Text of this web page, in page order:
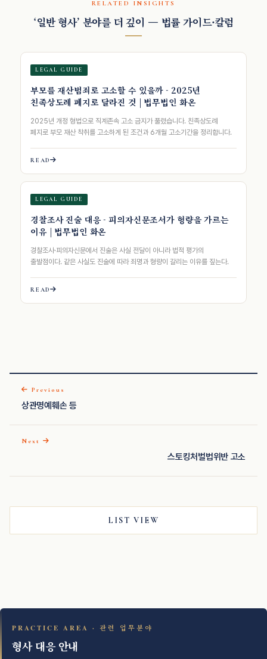
RELATED INSIGHTS
‘일반 형사’ 분야를 더 깊이 — 법률 가이드·칼럼
LEGAL GUIDE
부모를 재산범죄로 고소할 수 있을까 - 2025년
친족상도례 폐지로 달라진 것 | 법무법인 화온
2025년 개정 형법으로 직계존속 고소 금지가 풀렸습니다. 친족상도례
폐지로 부모 재산 착취를 고소하게 된 조건과 6개월 고소기간을 정리합니다.
READ
LEGAL GUIDE
경찰조사 진술 대응 - 피의자신문조서가 형량을 가르는
이유 | 법무법인 화온
경찰조사·피의자신문에서 진술은 사실 전달이 아니라 법적 평가의
출발점이다. 같은 사실도 진술에 따라 죄명과 형량이 갈리는 이유를 짚는다.
READ
Previous
상관명예훼손 등
Next
스토킹처벌법위반 고소
LIST VIEW
PRACTICE AREA · 관련 업무분야
형사 대응 안내